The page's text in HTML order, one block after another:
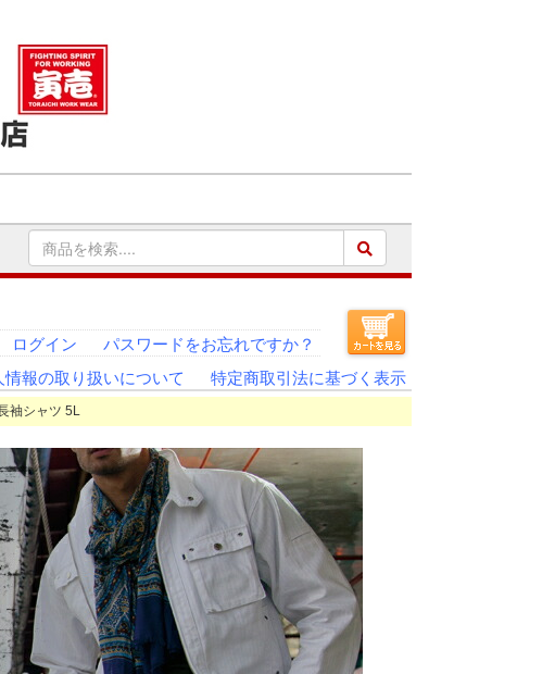
ログイン
パスワードをお忘れですか？
情報の取り扱いについて 特定商取引法に基づく表示
袖シャツ 5L